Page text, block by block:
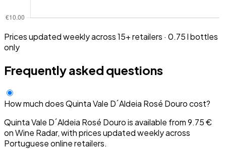
Prices updated weekly across 15+ retailers · 0.75 l bottles
only
Frequently asked questions
How much does Quinta Vale D´Aldeia Rosé Douro cost?
Quinta Vale D´Aldeia Rosé Douro is available from 9.75 €
on Wine Radar, with prices updated weekly across
Portuguese online retailers.